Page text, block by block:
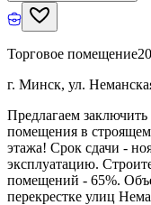
Торговое помещение
г. Минск, ул.
Предлагаем заключить
помещения в
этажа! Срок сдачи -
эксплуатацию.
помещений - 65%.
перекрестке улиц